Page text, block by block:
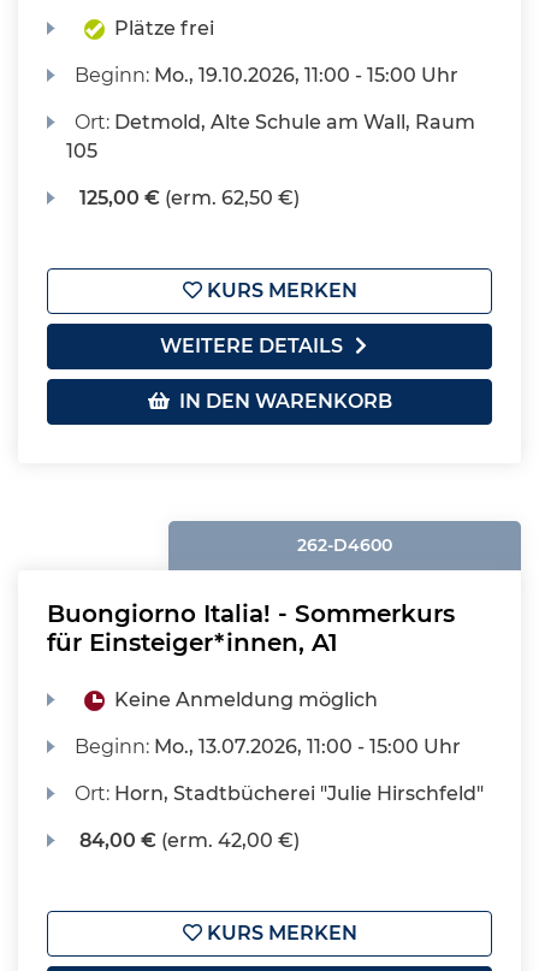
Plätze frei
Beginn: Mo., 19.10.2026, 11:00 - 15:00 Uhr
Ort: Detmold, Alte Schule am Wall, Raum
105
125,00 € (erm. 62,50 €)
KURS MERKEN
WEITERE DETAILS
IN DEN WARENKORB
262-D4600
Buongiorno Italia! - Sommerkurs
für Einsteiger*innen, A1
Keine Anmeldung möglich
Beginn: Mo., 13.07.2026, 11:00 - 15:00 Uhr
Ort: Horn, Stadtbücherei "Julie Hirschfeld"
84,00 € (erm. 42,00 €)
KURS MERKEN